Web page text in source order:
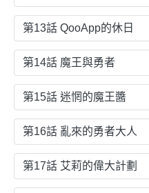
第13話 QooApp的休日
第14話 魔王與勇者
第15話 迷惘的魔王醬
第16話 亂來的勇者大人
第17話 艾莉的偉大計劃